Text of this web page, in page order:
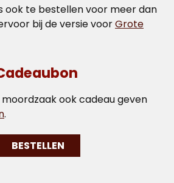
ook te bestellen voor meer dan
bij de versie voorGrote
ook cadeau geven
.
BESTELLEN